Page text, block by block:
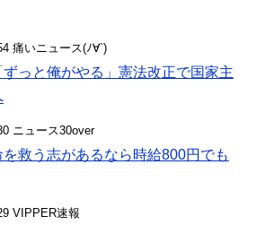
痛いニュース(ﾉ∀`)
っと俺がやる」憲法改正で国家主
ニュース30over
救う志があるなら時給800円でも
VIPPER速報